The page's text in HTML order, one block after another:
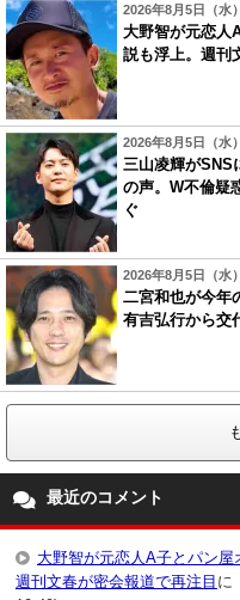
2026年8月5日（水
大野智が元恋人
説も浮上。週刊
2026年8月5日（水
三山凌輝がSNS
の声。W不倫疑
ぐ
2026年8月5日（水
二宮和也が今年
有吉弘行から交
最近のコメント
大野智が元恋人A子とパン屋
週刊文春が密会報道で再注目 に